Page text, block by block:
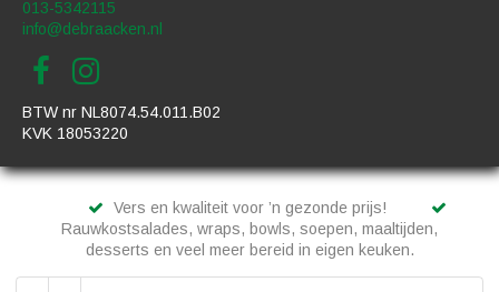
013-5342115
info@debraacken.nl
BTW nr NL8074.54.011.B02
KVK 18053220
Vers en kwaliteit voor ’n gezonde prijs!
Rauwkostsalades, wraps, bowls, soepen, maaltijden,
desserts en veel meer bereid in eigen keuken.